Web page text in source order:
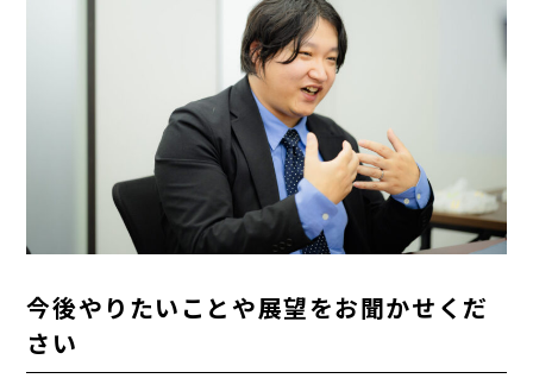
今後やりたいことや展望をお聞かせくだ
さい